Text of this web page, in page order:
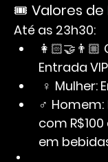
🎟️ Valores de
Até as 23h30:
👩🏻‍🤝‍👨🏼
Entrada VIP
♀ Mulher:
♂ Homem:
com
em